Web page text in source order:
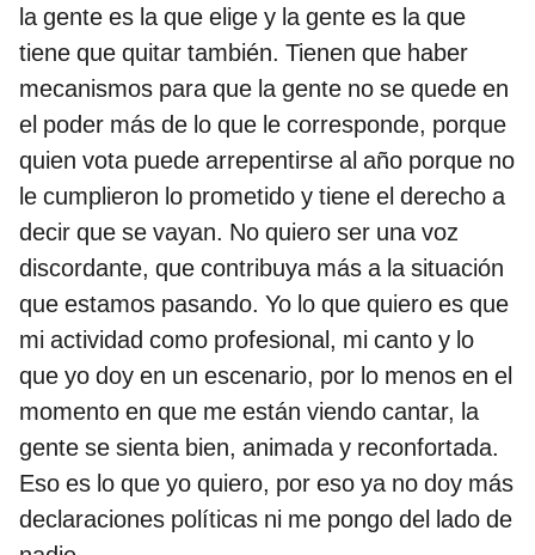
la gente es la que elige y la gente es la que
tiene que quitar también. Tienen que haber
mecanismos para que la gente no se quede en
el poder más de lo que le corresponde, porque
quien vota puede arrepentirse al año porque no
le cumplieron lo prometido y tiene el derecho a
decir que se vayan. No quiero ser una voz
discordante, que contribuya más a la situación
que estamos pasando. Yo lo que quiero es que
mi actividad como profesional, mi canto y lo
que yo doy en un escenario, por lo menos en el
momento en que me están viendo cantar, la
gente se sienta bien, animada y reconfortada.
Eso es lo que yo quiero, por eso ya no doy más
declaraciones políticas ni me pongo del lado de